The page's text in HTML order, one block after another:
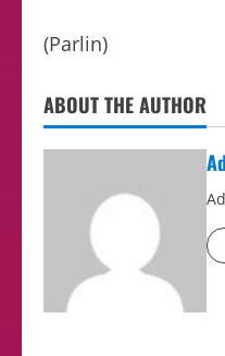
(Parlin)
ABOUT THE AUTHOR